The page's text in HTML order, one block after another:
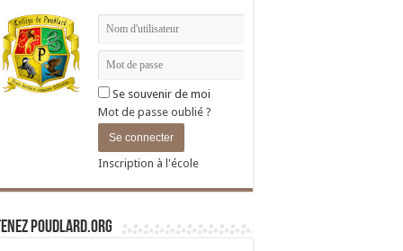
Se souvenir de moi
Mot de passe oublié ?
Inscription à l'école
Poudlard.org